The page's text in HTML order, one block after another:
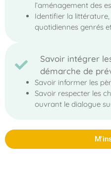
l’aménagement des
Identifier la
quotidiennes genrés
Savoir intégrer
démarche de
Savoir informer les
Savoir respecter les
ouvrant le dialogue